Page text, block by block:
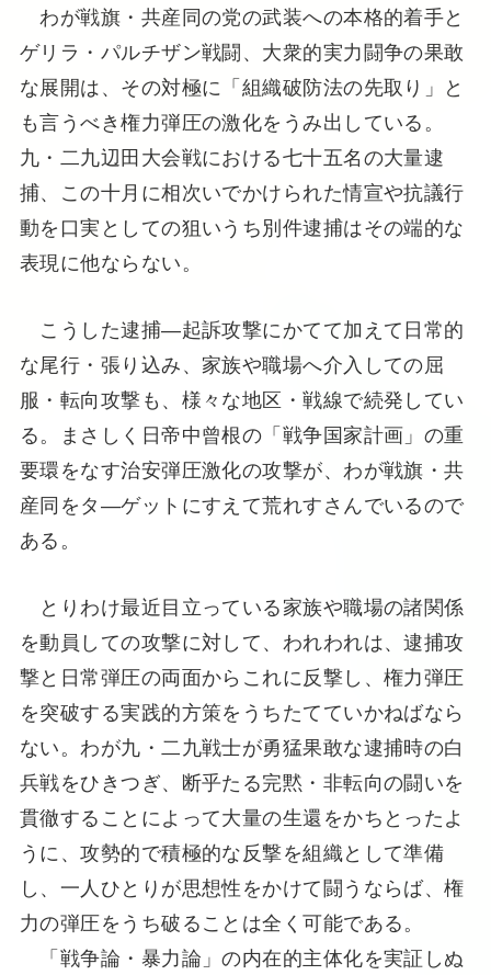
わが戦旗・共産同の党の武装への本格的着手と
ゲリラ・パルチザン戦闘、大衆的実力闘争の果敢
な展開は、その対極に「組織破防法の先取り」と
も言うべき権力弾圧の激化をうみ出している。
九・二九辺田大会戦における七十五名の大量逮
捕、この十月に相次いでかけられた情宣や抗議行
動を口実としての狙いうち別件逮捕はその端的な
表現に他ならない。
こうした逮捕―起訴攻撃にかてて加えて日常的
な尾行・張り込み、家族や職場へ介入しての屈
服・転向攻撃も、様々な地区・戦線で続発してい
る。まさしく日帝中曾根の「戦争国家計画」の重
要環をなす治安弾圧激化の攻撃が、わが戦旗・共
産同をタ―ゲットにすえて荒れすさんでいるので
ある。
とりわけ最近目立っている家族や職場の諸関係
を動員しての攻撃に対して、われわれは、逮捕攻
撃と日常弾圧の両面からこれに反撃し、権力弾圧
を突破する実践的方策をうちたてていかねばなら
ない。わが九・二九戦士が勇猛果敢な逮捕時の白
兵戦をひきつぎ、断乎たる完黙・非転向の闘いを
貫徹することによって大量の生還をかちとったよ
うに、攻勢的で積極的な反撃を組織として準備
し、一人ひとりが思想性をかけて闘うならば、権
力の弾圧をうち破ることは全く可能である。
「戦争論・暴力論」の内在的主体化を実証しぬ